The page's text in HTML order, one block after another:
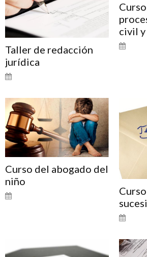
Taller de redacción
jurídica
civil
Curso del abogado del
niño